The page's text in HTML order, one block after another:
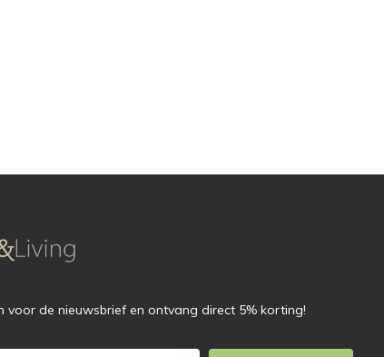
voor de nieuwsbrief en ontvang direct 5% korting!